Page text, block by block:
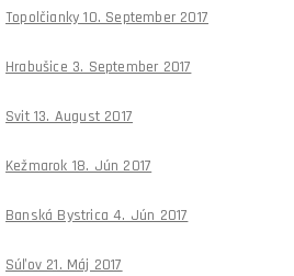
Topolčianky 10. September 2017
Hrabušice 3. September 2017
Svit 13. August 2017
Kežmarok 18. Jún 2017
Banská Bystrica 4. Jún 2017
Súľov 21. Máj 2017